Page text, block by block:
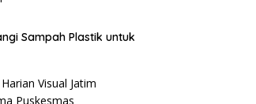
Sampah Plastik untuk